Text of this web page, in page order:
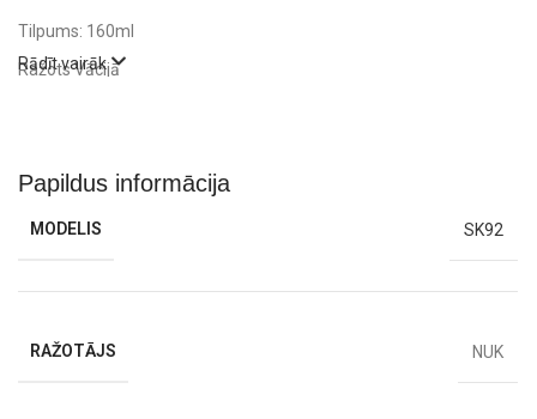
Tilpums: 160ml
Ražots Vācijā
Rādīt vairāk
Papildus informācija
MODELIS SK92
RAŽOTĀJS NUK